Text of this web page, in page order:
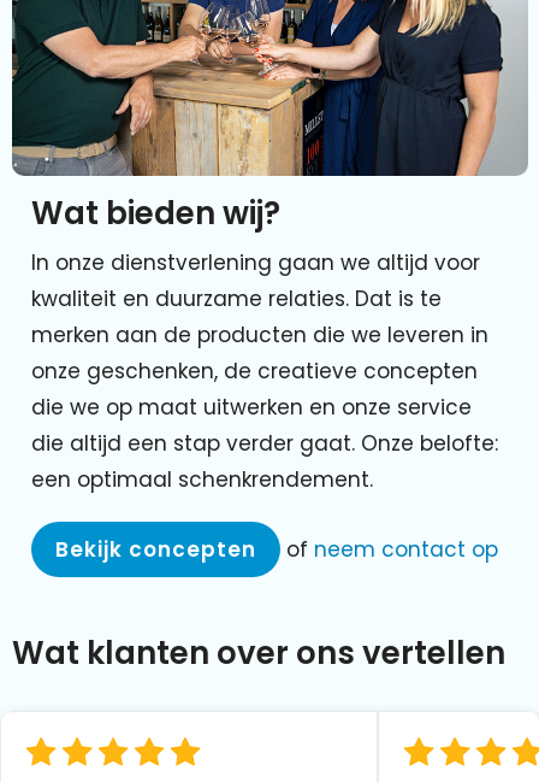
Wat bieden wij?
In onze dienstverlening gaan we altijd voor
kwaliteit en duurzame relaties. Dat is te
merken aan de producten die we leveren in
onze geschenken, de creatieve concepten
die we op maat uitwerken en onze service
die altijd een stap verder gaat. Onze belofte:
een optimaal schenkrendement.
Bekijk concepten of neem contact op
Wat klanten over ons vertellen